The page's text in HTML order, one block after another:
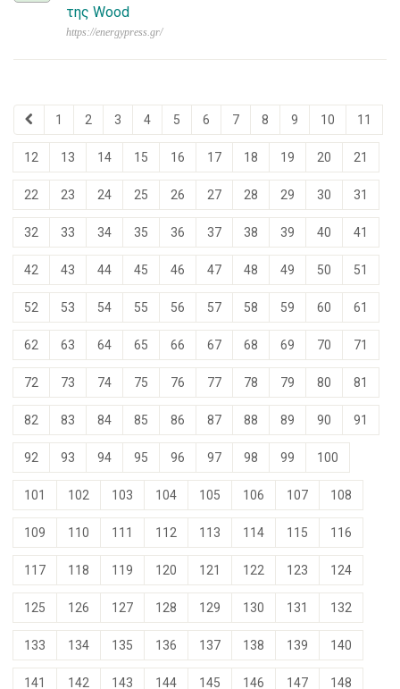
της Wood
https://energypress.gr/
1 2 3 4 5 6 7 8 9 10 11
12 13 14 15 16 17 18 19 20 21
22 23 24 25 26 27 28 29 30 31
32 33 34 35 36 37 38 39 40 41
42 43 44 45 46 47 48 49 50 51
52 53 54 55 56 57 58 59 60 61
62 63 64 65 66 67 68 69 70 71
72 73 74 75 76 77 78 79 80 81
82 83 84 85 86 87 88 89 90 91
92 93 94 95 96 97 98 99 100
101 102 103 104 105 106 107 108
109 110 111 112 113 114 115 116
117 118 119 120 121 122 123 124
125 126 127 128 129 130 131 132
133 134 135 136 137 138 139 140
141 142 143 144 145 146 147 148